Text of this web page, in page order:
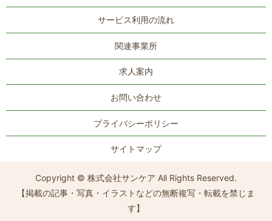
サービス利用の流れ
関連事業所
求人案内
お問い合わせ
プライバシーポリシー
サイトマップ
Copyright © 株式会社サンケア All Rights Reserved.
【掲載の記事・写真・イラストなどの無断複写・転載を禁じま
す】